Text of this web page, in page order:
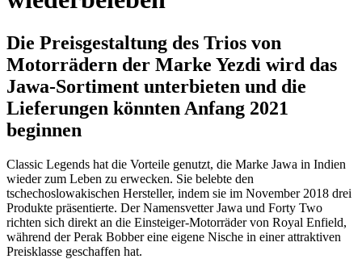
Die Preisgestaltung des Trios von
Motorrädern der Marke Yezdi wird das
Jawa-Sortiment unterbieten und die
Lieferungen könnten Anfang 2021
beginnen
Classic Legends hat die Vorteile genutzt, die Marke Jawa in Indien
wieder zum Leben zu erwecken. Sie belebte den
tschechoslowakischen Hersteller, indem sie im November 2018 drei
Produkte präsentierte. Der Namensvetter Jawa und Forty Two
richten sich direkt an die Einsteiger-Motorräder von Royal Enfield,
während der Perak Bobber eine eigene Nische in einer attraktiven
Preisklasse geschaffen hat.